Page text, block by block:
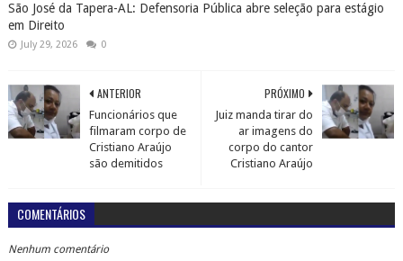
São José da Tapera-AL: Defensoria Pública abre seleção para estágio
em Direito
July 29, 2026 0
PRÓXIMO
Juiz manda tirar do
ar imagens do
corpo do cantor
Cristiano Araújo
ANTERIOR
Funcionários que
filmaram corpo de
Cristiano Araújo
são demitidos
COMENTÁRIOS
Nenhum comentário